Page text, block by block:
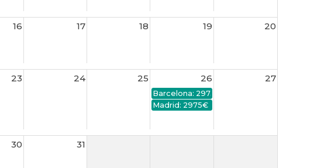
16 17 18 19 20
23 24 25 26 27
Barcelona: 2975€
Madrid: 2975€
30 31